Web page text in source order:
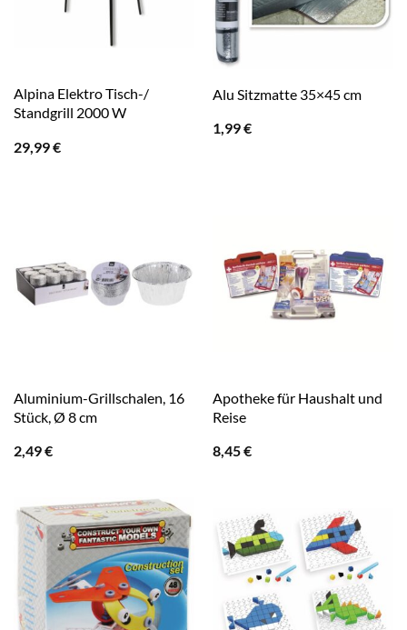
Alpina Elektro Tisch-/
Standgrill 2000 W
29,99€
Alu Sitzmatte 35×45 cm
1,99€
Aluminium-Grillschalen, 16
Stück, Ø 8 cm
2,49€
Apotheke für Haushalt und
Reise
8,45€